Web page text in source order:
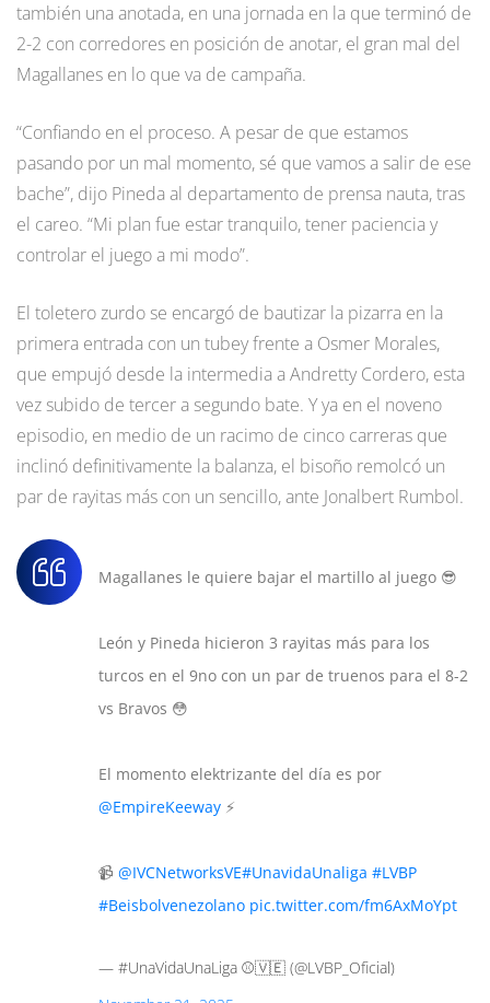
también una anotada, en una jornada en la que terminó de
2-2 con corredores en posición de anotar, el gran mal del
Magallanes en lo que va de campaña.
“Confiando en el proceso. A pesar de que estamos
pasando por un mal momento, sé que vamos a salir de ese
bache”, dijo Pineda al departamento de prensa nauta, tras
el careo. “Mi plan fue estar tranquilo, tener paciencia y
controlar el juego a mi modo”.
El toletero zurdo se encargó de bautizar la pizarra en la
primera entrada con un tubey frente a Osmer Morales,
que empujó desde la intermedia a Andretty Cordero, esta
vez subido de tercer a segundo bate. Y ya en el noveno
episodio, en medio de un racimo de cinco carreras que
inclinó definitivamente la balanza, el bisoño remolcó un
par de rayitas más con un sencillo, ante Jonalbert Rumbol.
Magallanes le quiere bajar el martillo al juego 😎
León y Pineda hicieron 3 rayitas más para los
turcos en el 9no con un par de truenos para el 8-2
vs Bravos 😳
El momento elektrizante del día es por
@EmpireKeeway ⚡
📹 @IVCNetworksVE#UnavidaUnaliga #LVBP
#Beisbolvenezolano pic.twitter.com/fm6AxMoYpt
— #UnaVidaUnaLiga ⚾️🇻🇪 (@LVBP_Oficial)